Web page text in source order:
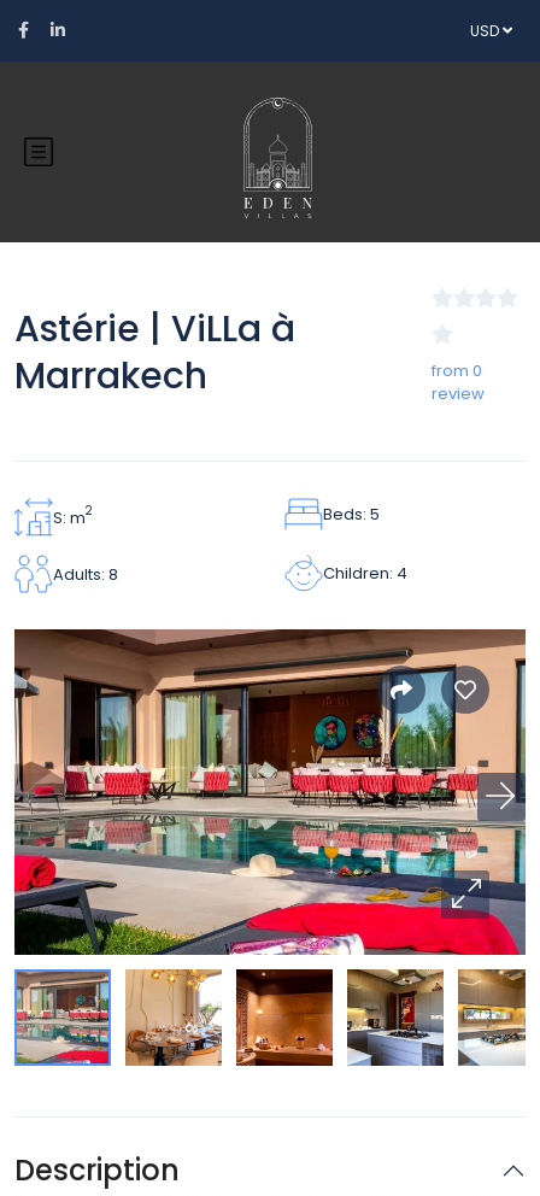
USD
Astérie | ViLLa à
Marrakech
from 0
review
S: m2 Beds: 5
Adults: 8 Children: 4
Description